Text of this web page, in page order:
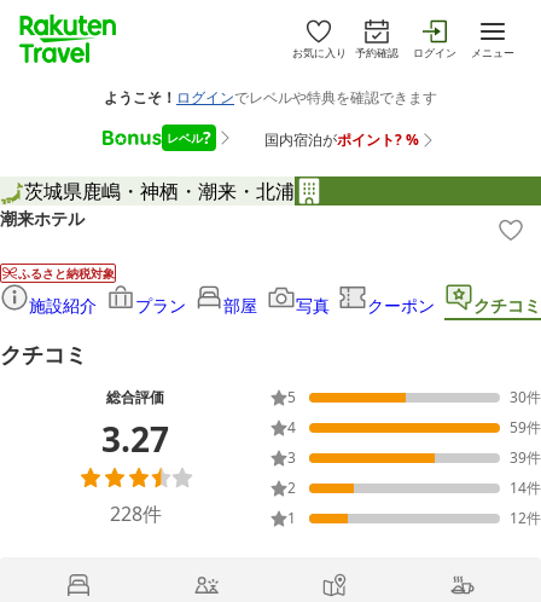
お気に入り 予約確認 ログイン メニュー
茨城県鹿嶋・神栖・潮来・北浦
潮来ホテル
ふるさと納税対象
施設紹介 プラン 部屋 写真 クーポン クチコミ
クチコミ
総合評価
3.27
228件
5 30件
4
59件
3
39件
2
14件
1
12件